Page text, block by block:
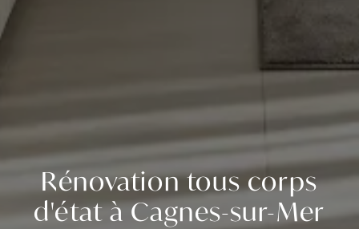
Rénovation tous corps
d'état à Cagnes-sur-Mer